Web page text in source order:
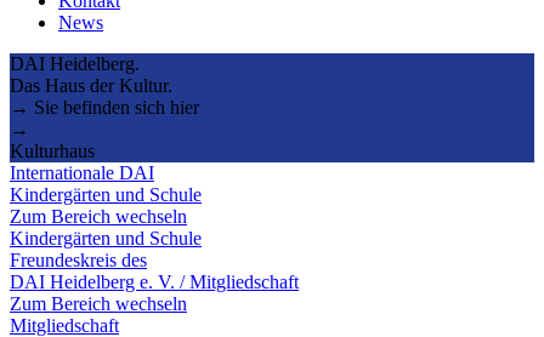
News
DAI Heidelberg.
Das Haus der Kultur.
→ Sie befinden sich hier
→
Kulturhaus
Internationale DAI
Kindergärten und Schule
Zum Bereich wechseln
Kindergärten und Schule
Freundeskreis des
DAI Heidelberg e. V. / Mitgliedschaft
Zum Bereich wechseln
Mitgliedschaft